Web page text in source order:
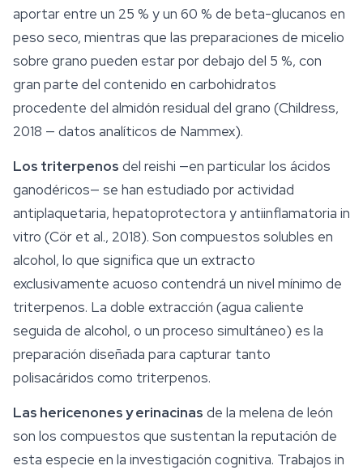
aportar entre un 25 % y un 60 % de beta-glucanos en
peso seco, mientras que las preparaciones de micelio
sobre grano pueden estar por debajo del 5 %, con
gran parte del contenido en carbohidratos
procedente del almidón residual del grano (Childress,
2018 — datos analíticos de Nammex).
Los triterpenos del reishi —en particular los ácidos
ganodéricos— se han estudiado por actividad
antiplaquetaria, hepatoprotectora y antiinflamatoria in
vitro (Cör et al., 2018). Son compuestos solubles en
alcohol, lo que significa que un extracto
exclusivamente acuoso contendrá un nivel mínimo de
triterpenos. La doble extracción (agua caliente
seguida de alcohol, o un proceso simultáneo) es la
preparación diseñada para capturar tanto
polisacáridos como triterpenos.
Las hericenones y erinacinas de la melena de león
son los compuestos que sustentan la reputación de
esta especie en la investigación cognitiva. Trabajos in